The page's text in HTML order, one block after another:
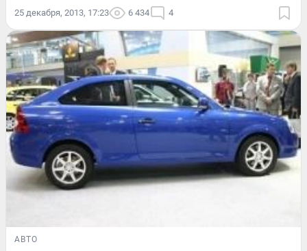
25 декабря, 2013, 17:23 6 434 4
АВТО